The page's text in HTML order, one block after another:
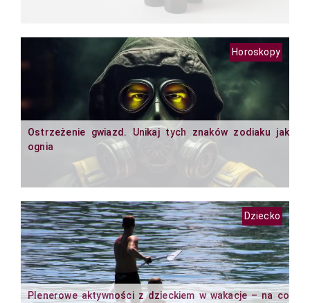
Ostrzeżenie gwiazd. Unikaj tych znaków zodiaku jak
ognia
Horoskopy
Plenerowe aktywności z dzieckiem w wakacje – na co
Dziecko